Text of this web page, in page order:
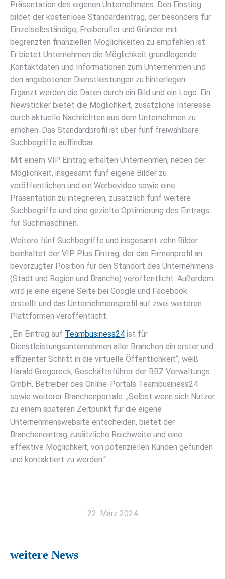
Präsentation des eigenen Unternehmens. Den Einstieg
bildet der kostenlose Standardeintrag, der besonders für
Einzelselbständige, Freiberufler und Gründer mit
begrenzten finanziellen Möglichkeiten zu empfehlen ist.
Er bietet Unternehmen die Möglichkeit grundlegende
Kontaktdaten und Informationen zum Unternehmen und
den angebotenen Dienstleistungen zu hinterlegen.
Ergänzt werden die Daten durch ein Bild und ein Logo. Ein
Newsticker bietet die Möglichkeit, zusätzliche Interesse
durch aktuelle Nachrichten aus dem Unternehmen zu
erhöhen. Das Standardprofil ist über fünf freiwählbare
Suchbegriffe auffindbar.
Mit einem VIP Eintrag erhalten Unternehmen, neben der
Möglichkeit, insgesamt fünf eigene Bilder zu
veröffentlichen und ein Werbevideo sowie eine
Präsentation zu integrieren, zusätzlich fünf weitere
Suchbegriffe und eine gezielte Optimierung des Eintrags
für Suchmaschinen.
Weitere fünf Suchbegriffe und insgesamt zehn Bilder
beinhaltet der VIP Plus Eintrag, der das Firmenprofil an
bevorzugter Position für den Standort des Unternehmens
(Stadt und Region und Branche) veröffentlicht. Außerdem
wird je eine eigene Seite bei Google und Facebook
erstellt und das Unternehmensprofil auf zwei weiteren
Plattformen veröffentlicht.
„Ein Eintrag auf Teambusiness24 ist für
Dienstleistungsunternehmen aller Branchen ein erster und
effizienter Schritt in die virtuelle Öffentlichkeit“, weiß
Harald Gregoreck, Geschäftsführer der BBZ Verwaltungs
GmbH, Betreiber des Online-Portals Teambusiness24
sowie weiterer Branchenportale. „Selbst wenn sich Nutzer
zu einem späteren Zeitpunkt für die eigene
Unternehmenswebsite entscheiden, bietet der
Brancheneintrag zusätzliche Reichweite und eine
effektive Möglichkeit, von potenziellen Kunden gefunden
und kontaktiert zu werden.“
22. März 2024
weitere News